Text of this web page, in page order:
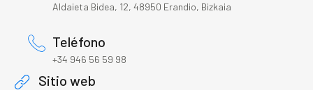
Aldaieta Bidea, 12, 48950 Erandio, Bizkaia
Teléfono
+34 946 56 59 98
Sitio web